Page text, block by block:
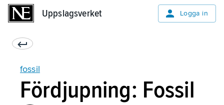
Uppslagsverket Logga in
fossil
Fördjupning: Fossil